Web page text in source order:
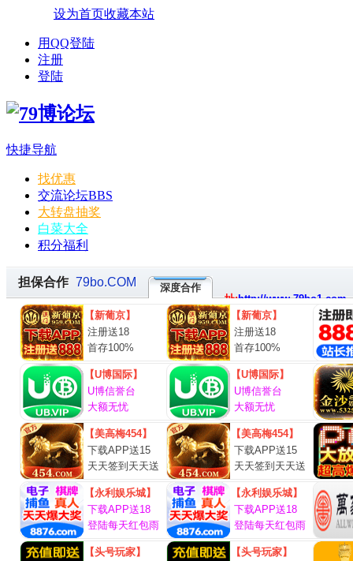
设为首页收藏本站
用QQ登陆
注册
登陆
快捷导航
找优惠
交流论坛BBS
大转盘抽奖
白菜大全
积分福利